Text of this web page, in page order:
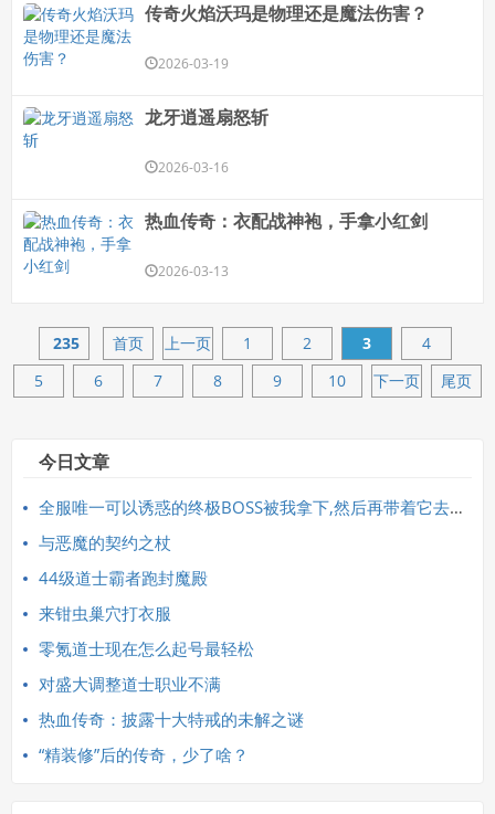
传奇火焰沃玛是物理还是魔法伤害？
2026-03-19
龙牙逍遥扇怒斩
2026-03-16
热血传奇：衣配战神袍，手拿小红剑
2026-03-13
235 首页 上一页 1 2 3
4
5
6 7 8 9 10 下一页 尾页
今日文章
全服唯一可以诱惑的终极BOSS被我拿下,然后再带着它去打终极BOSS_
与恶魔的契约之杖
44级道士霸者跑封魔殿
来钳虫巢穴打衣服
零氪道士现在怎么起号最轻松
对盛大调整道士职业不满
热血传奇：披露十大特戒的未解之谜
“精装修”后的传奇，少了啥？